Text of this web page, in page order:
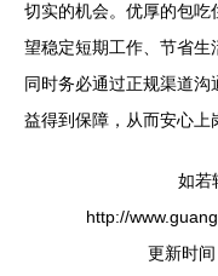
切实的机会。优厚的包
望稳定短期工作、节省生
同时务必通过正规渠道
益得到保障，从而安心上
如若
http://
更新时